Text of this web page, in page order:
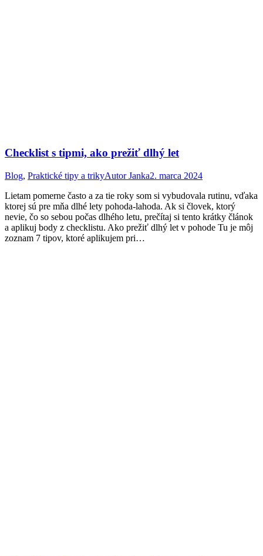
Checklist s tipmi, ako prežiť dlhý let
Blog, Praktické tipy a trikyAutorJanka2. marca 2024
Lietam pomerne často a za tie roky som si vybudovala rutinu, vďaka
ktorej sú pre mňa dlhé lety pohoda-lahoda. Ak si človek, ktorý
nevie, čo so sebou počas dlhého letu, prečítaj si tento krátky článok
a aplikuj body z checklistu. Ako prežiť dlhý let v pohode Tu je môj
zoznam 7 tipov, ktoré aplikujem pri…